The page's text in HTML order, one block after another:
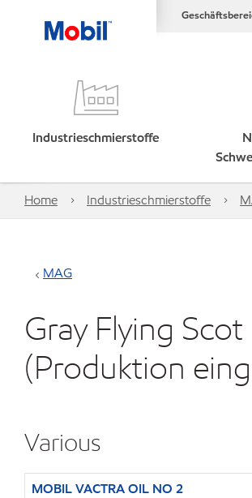
Industrieschmierstoffe
Home Industrieschmierstoffe
MAG
Gray Flying
(Produktion
Various
MOBIL VACTRA OIL NO 2